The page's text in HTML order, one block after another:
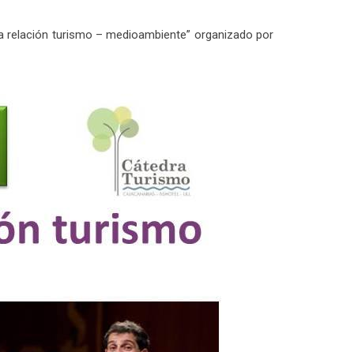
relación turismo – medioambiente” organizado por